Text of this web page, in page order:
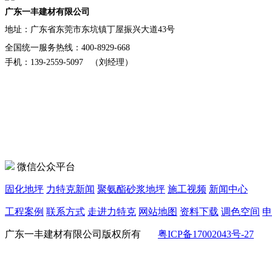
广东一丰建材有限公司
地址： 广东省东莞市东坑镇丁屋振兴大道43号
全国统一服务热线：400-8929-668
手机：139-2559-5097 （刘经理）
微信公众平台
固化地坪 力特克新闻 聚氨酯砂浆地坪 施工视频 新闻中心
工程案例 联系方式 走进力特克 网站地图 资料下载 调色空间
广东一丰建材有限公司版权所有 粤ICP备17002043号-27